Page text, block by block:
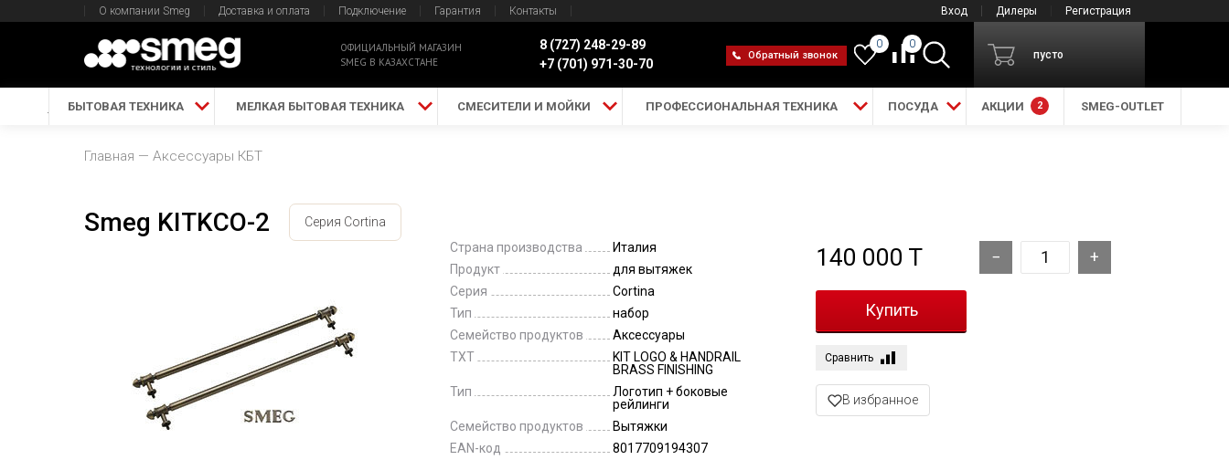
Вход Дилеры Регистрация
О компании Smeg Доставка и оплата Подключение Гарантия Контакты
ОФИЦИАЛЬНЫЙ МАГАЗИН
SMEG В КАЗАХСТАНЕ
8 (727) 248-29-89
+7 (701) 971-30-70
Обратный звонок
0
0
пусто
БЫТОВАЯ ТЕХНИКА МЕЛКАЯ БЫТОВАЯ ТЕХНИКА СМЕСИТЕЛИ И МОЙКИ ПРОФЕССИОНАЛЬНАЯ ТЕХНИКА ПОСУДА АКЦИИ 2 SMEG-OUTLET
Главная Аксессуары КБТ
Smeg KITKCO-2
Серия Cortina
Страна производства
Италия
Продукт
для вытяжек
Серия
Cortina
Тип
набор
Семейство продуктов
Аксессуары
TXT
KIT LOGO & HANDRAIL
BRASS FINISHING
Тип
Логотип + боковые
рейлинги
Семейство продуктов
Вытяжки
EAN-код
8017709194307
140 000 T
Сравнить
В избранное